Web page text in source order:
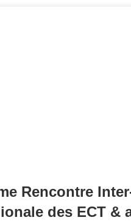
Rencontre
des ECT &